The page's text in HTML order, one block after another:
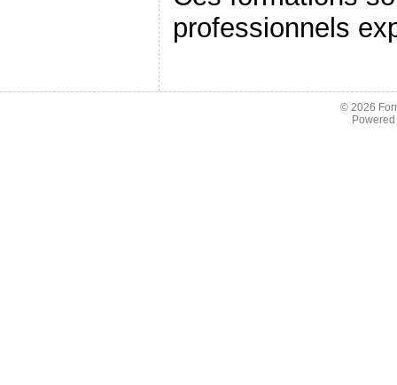
professionnels
© 2026